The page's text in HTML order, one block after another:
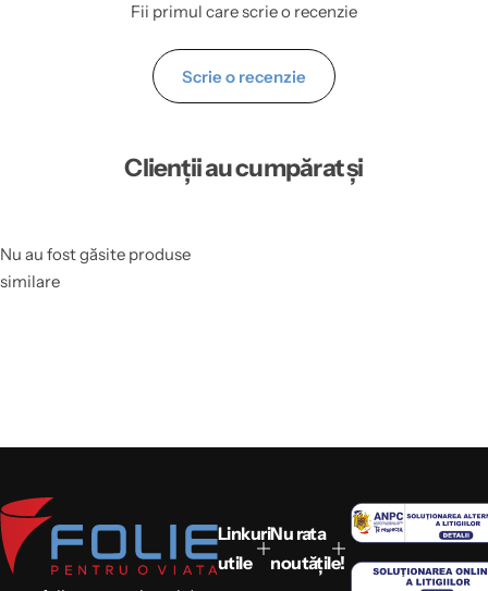
Fii primul care scrie o recenzie
Scrie o recenzie
Clienții au cumpărat și
Nu au fost găsite produse
similare
Linkuri
utile
Nu rata
noutățile!